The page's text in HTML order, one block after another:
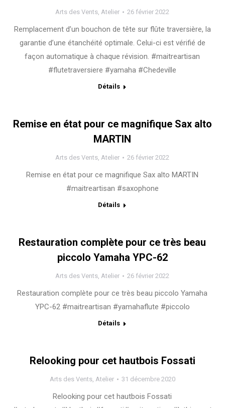
Arts des Vents, Atelier 26 février 2022
Remplacement d’un bouchon de tête sur flûte traversière, la
garantie d’une étanchéité optimale. Celui-ci est vérifié de
façon automatique à chaque révision. #maitreartisan
#flutetraversiere #yamaha #Chedeville
Détails
Remise en état pour ce magnifique Sax alto
MARTIN
Arts des Vents, Atelier 26 février 2022
Remise en état pour ce magnifique Sax alto MARTIN
#maitreartisan #saxophone
Détails
Restauration complète pour ce très beau
piccolo Yamaha YPC-62
Arts des Vents, Atelier 26 février 2022
Restauration complète pour ce très beau piccolo Yamaha
YPC-62 #maitreartisan #yamahaflute #piccolo
Détails
Relooking pour cet hautbois Fossati
Arts des Vents, Atelier 31 décembre 2020
Relooking pour cet hautbois Fossati